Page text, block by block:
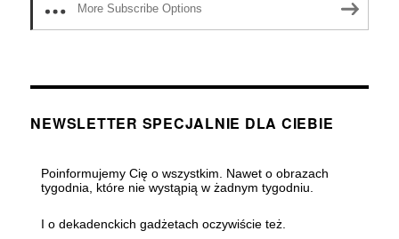
More Subscribe Options
NEWSLETTER SPECJALNIE DLA CIEBIE
Poinformujemy Cię o wszystkim. Nawet o obrazach
tygodnia, które nie wystąpią w żadnym tygodniu.
I o dekadenckich gadżetach oczywiście też.